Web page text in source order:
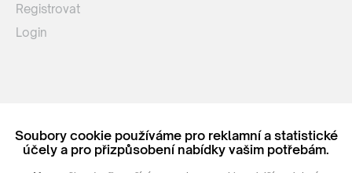
Registrovat
Login
Soubory cookie používáme pro reklamní a statistické
účely a pro přizpůsobení nabídky vašim potřebám.